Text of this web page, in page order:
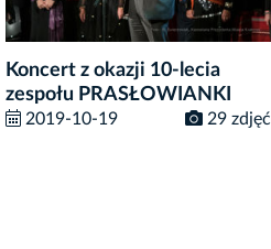
Koncert z okazji 10-lecia
zespołu PRASŁOWIANKI
2019-10-19 29 zdjęć